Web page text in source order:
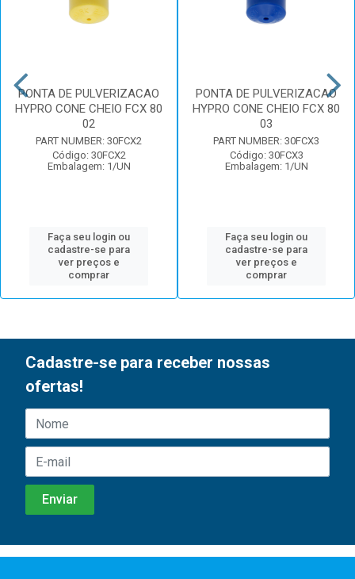
PONTA DE PULVERIZACAO
HYPRO CONE CHEIO FCX 80
02
PART NUMBER: 30FCX2
Código: 30FCX2
Embalagem: 1/UN
Faça seu login ou
cadastre-se para
ver preços e
comprar
PONTA DE PULVERIZACAO
HYPRO CONE CHEIO FCX 80
03
PART NUMBER: 30FCX3
Código: 30FCX3
Embalagem: 1/UN
Faça seu login ou
cadastre-se para
ver preços e
comprar
Cadastre-se para receber nossas
ofertas!